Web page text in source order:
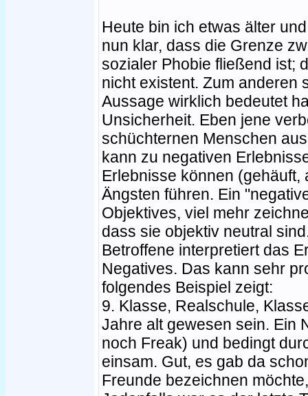
Heute bin ich etwas älter
nun klar, dass die Grenze
sozialer Phobie fließend ist;
nicht existent. Zum anderen
Aussage wirklich bedeutet
Unsicherheit. Eben jene
schüchternen Menschen
kann zu negativen
Erlebnisse können
Ängsten führen. Ein
Objektives, viel mehr
dass sie objektiv neutral
Betroffene interpretiert das
Negatives. Das kann sehr
folgendes Beispiel zeigt:
9. Klasse, Realschule,
Jahre alt gewesen sein. Ein
noch Freak) und bedingt
einsam. Gut, es gab da
Freunde bezeichnen